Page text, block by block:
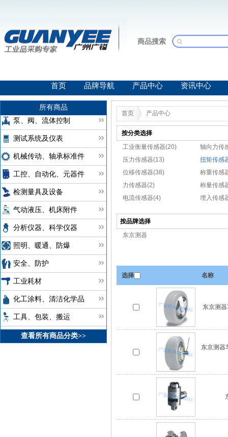
商品搜索
首页 品牌导航 产品中心 资讯中心
所有商品
泵、阀、流体控制
测试系统及仪表
机械传动、轴承标准件
工控、自动化、元器件
检测量具及设备
气动液压、机床附件
分析仪器、科学仪器
照明、暖通、防爆
安全、防护
工业耗材
化工涂料、清洁化学品
工具、包装、搬运
查看所有商品分类>>
首页 产品中心
按分类选择
工业衡量传感器(20)
轴向力传
压力传感器(13)
扭矩传感
位移传感器(38)
称重传感
力传感器(2)
称量传感
电流传感器(4)
埋入传感
按品牌选择
东京测器
选择 名称
东京测
东京测器